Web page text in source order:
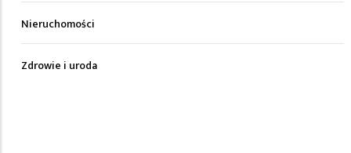
Nieruchomości
Zdrowie i uroda